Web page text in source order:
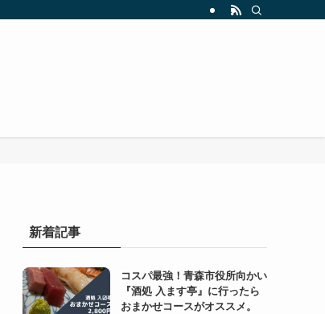
新着記事
コスパ最強！青森市役所向かい
『酒処 入ます亭』に行ったら
おまかせコースがオススメ。